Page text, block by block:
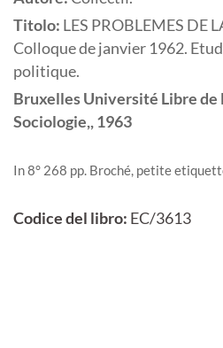
Titolo: LES PROBLEMES DE
Colloque de janvier 1962.
politique.
BruxellesUniversité Libre
Sociologie,,1963
In 8° 268 pp. Broché, petite
Codice del libro: EC/3613